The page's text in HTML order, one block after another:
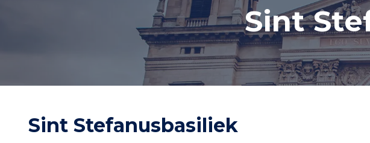
Sint
Sint Stefanusbasiliek